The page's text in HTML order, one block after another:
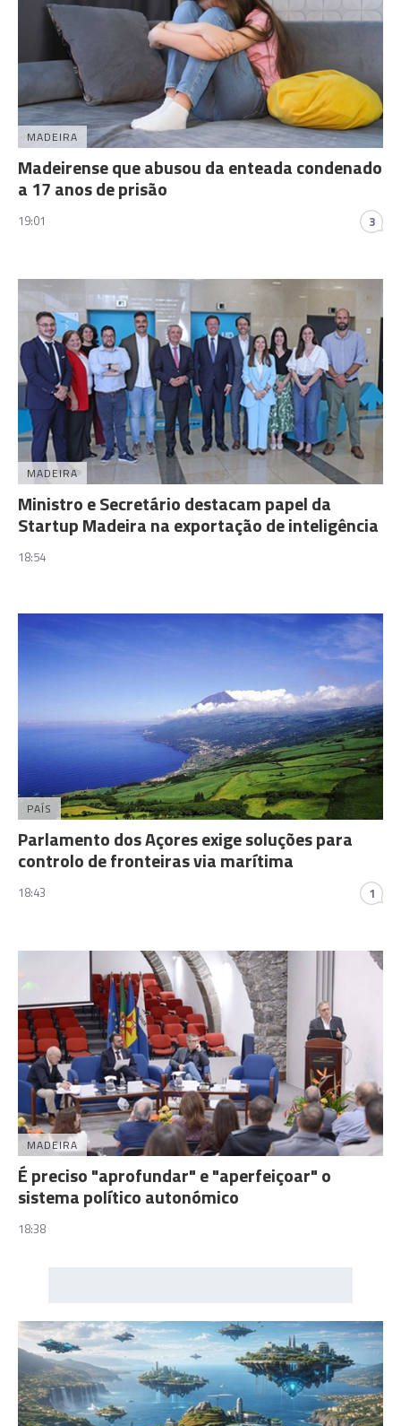
MADEIRA
Madeirense que abusou da enteada condenado
a 17 anos de prisão
19:01 3
MADEIRA
Ministro e Secretário destacam papel da
Startup Madeira na exportação de inteligência
18:54
PAÍS
Parlamento dos Açores exige soluções para
controlo de fronteiras via marítima
18:43 1
MADEIRA
É preciso "aprofundar" e "aperfeiçoar" o
sistema político autonómico
18:38